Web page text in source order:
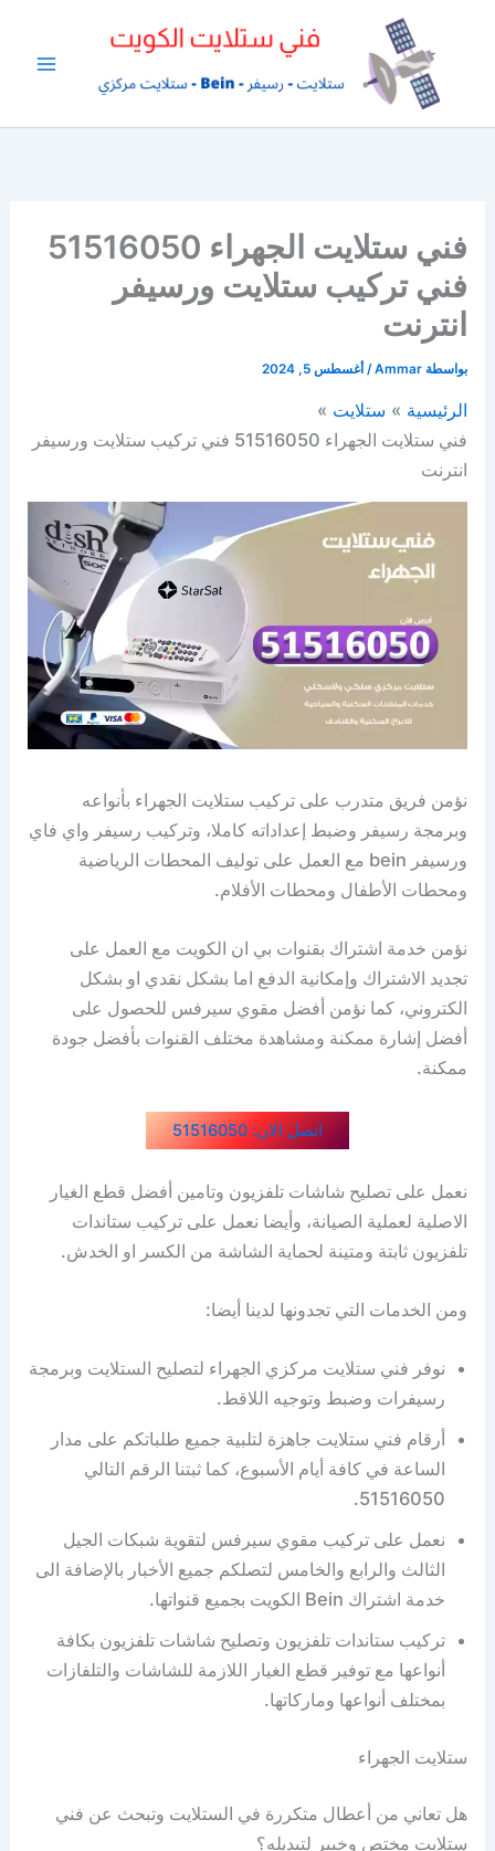
فني ستلايت الجهراء 51516050
فني تركيب ستلايت ورسيفر
انترنت
بواسطة Ammar
/ أغسطس 5, 2024
الرئيسية
ستلايت
فني ستلايت الجهراء 51516050 فني تركيب ستلايت ورسيفر
انترنت
نؤمن فريق متدرب على تركيب ستلايت الجهراء بأنواعه
وبرمجة رسيفر وضبط إعداداته كاملا، وتركيب رسيفر واي فاي
ورسيفر bein مع العمل على توليف المحطات الرياضية
ومحطات الأطفال ومحطات الأفلام.
نؤمن خدمة اشتراك بقنوات بي ان الكويت مع العمل على
تجديد الاشتراك وإمكانية الدفع اما بشكل نقدي او بشكل
الكتروني، كما نؤمن أفضل مقوي سيرفس للحصول على
أفضل إشارة ممكنة ومشاهدة مختلف القنوات بأفضل جودة
ممكنة.
اتصل الان: 51516050
نعمل على تصليح شاشات تلفزيون وتامين أفضل قطع الغيار
الاصلية لعملية الصيانة، وأيضا نعمل على تركيب ستاندات
تلفزيون ثابتة ومتينة لحماية الشاشة من الكسر او الخدش.
ومن الخدمات التي تجدونها لدينا أيضا:
نوفر فني ستلايت مركزي الجهراء لتصليح الستلايت وبرمجة
رسيفرات وضبط وتوجيه اللاقط.
أرقام فني ستلايت جاهزة لتلبية جميع طلباتكم على مدار
الساعة في كافة أيام الأسبوع، كما ثبتنا الرقم التالي
51516050.
نعمل على تركيب مقوي سيرفس لتقوية شبكات الجيل
الثالث والرابع والخامس لتصلكم جميع الأخبار بالإضافة الى
خدمة اشتراك Bein الكويت بجميع قنواتها.
تركيب ستاندات تلفزيون وتصليح شاشات تلفزيون بكافة
أنواعها مع توفير قطع الغيار اللازمة للشاشات والتلفازات
بمختلف أنواعها وماركاتها.
ستلايت الجهراء
هل تعاني من أعطال متكررة في الستلايت وتبحث عن فني
ستلايت مختص وخبير لتبديله؟